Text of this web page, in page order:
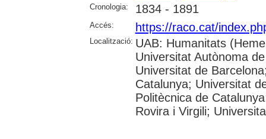
Cronologia: 1834 - 1891
Accés: https://raco.cat/
Localització: UAB: Humanitats
Universitat Autònoma
Universitat de
Catalunya; Universitat
Politècnica de
Rovira i Virgili;